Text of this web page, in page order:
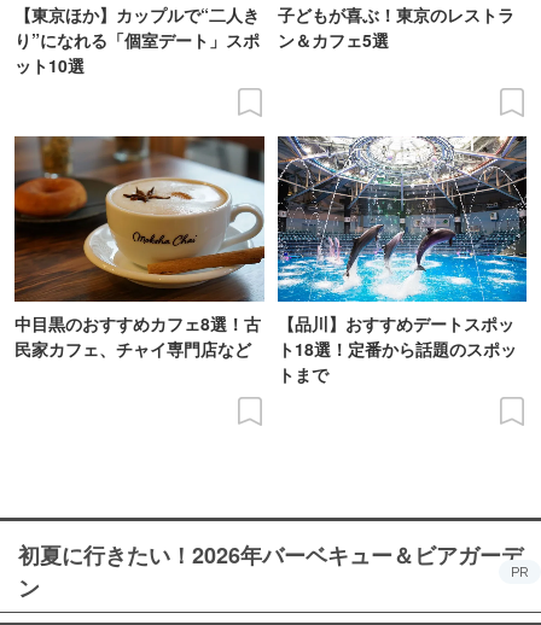
【東京ほか】カップルで“二人き
り”になれる「個室デート」スポ
ット10選
子どもが喜ぶ！東京のレストラ
ン＆カフェ5選
中目黒のおすすめカフェ8選！古
民家カフェ、チャイ専門店など
【品川】おすすめデートスポッ
ト18選！定番から話題のスポッ
トまで
初夏に行きたい！2026年バーベキュー＆ビアガーデ
ン
PR